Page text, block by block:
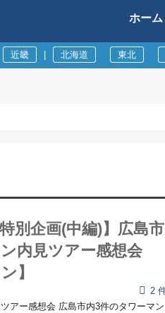
ホーム
近畿 北海道 東北
別企画(中編)】広島市
内見ツアー感想会
】
2
アー感想会 広島市内3件のタワーマン